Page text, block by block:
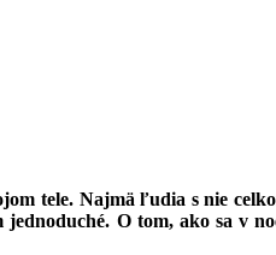
tele. Najmä ľudia s nie
O tom, ako sa v